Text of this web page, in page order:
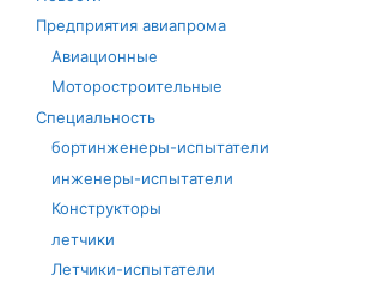
Предприятия авиапрома
Авиационные
Моторостроительные
Специальность
бортинженеры-испытатели
инженеры-испытатели
Конструкторы
летчики
Летчики-испытатели